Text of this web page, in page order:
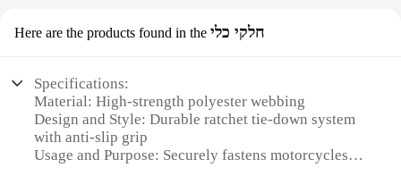
Here are the products found in the חלקי כלי
Specifications:
Material: High-strength polyester webbing
Design and Style: Durable ratchet tie-down system
with anti-slip grip
Usage and Purpose: Securely fastens motorcycles